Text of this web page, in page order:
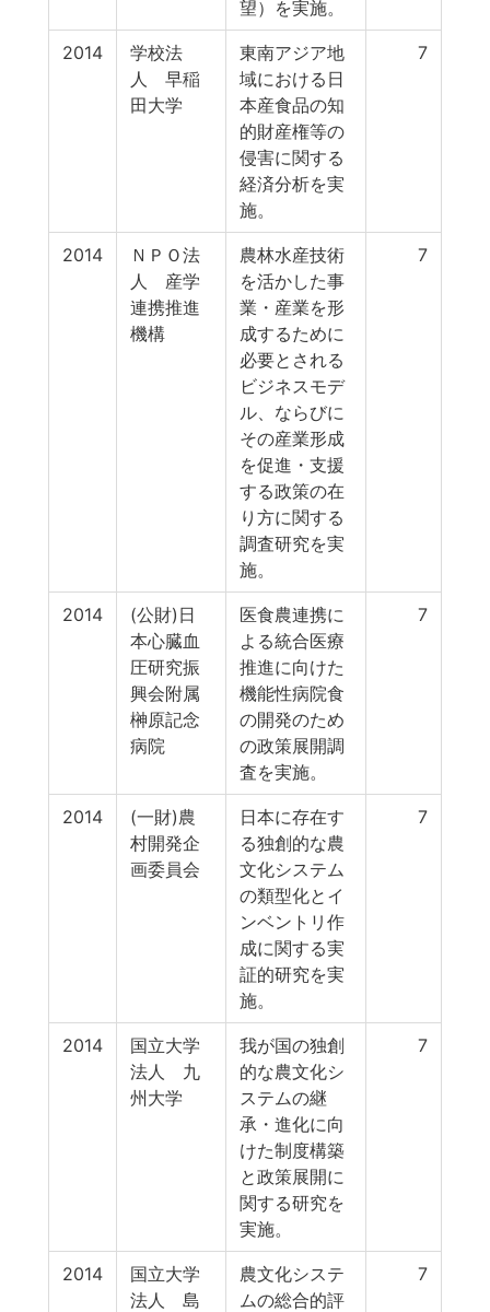
望）を実施。
2014
学校法
人 早稲
田大学
東南アジア地
域における日
本産食品の知
的財産権等の
侵害に関する
経済分析を実
施。
7
2014
ＮＰＯ法
人 産学
連携推進
機構
農林水産技術
を活かした事
業・産業を形
成するために
必要とされる
ビジネスモデ
ル、ならびに
その産業形成
を促進・支援
する政策の在
り方に関する
調査研究を実
施。
7
2014
(公財)日
本心臓血
圧研究振
興会附属
榊原記念
病院
医食農連携に
よる統合医療
推進に向けた
機能性病院食
の開発のため
の政策展開調
査を実施。
7
2014
(一財)農
村開発企
画委員会
日本に存在す
る独創的な農
文化システム
の類型化とイ
ンベントリ作
成に関する実
証的研究を実
施。
7
2014
国立大学
法人 九
州大学
我が国の独創
的な農文化シ
ステムの継
承・進化に向
けた制度構築
と政策展開に
関する研究を
実施。
7
2014
国立大学
法人 島
農文化システ
ムの総合的評
7